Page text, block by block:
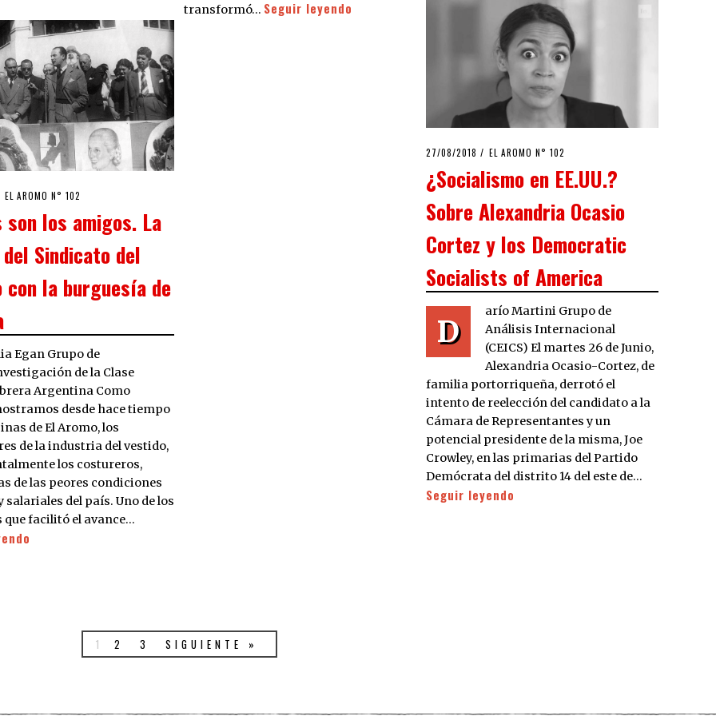
transformó… Seguir leyendo
POSTED
27/08/2018 EL AROMO N° 102
¿Socialismo en EE.UU.?
Sobre Alexandria Ocasio
Cortez y los Democratic
Socialists of America
D
arío Martini Grupo de
Análisis Internacional
(CEICS) El martes 26 de Junio,
Alexandria Ocasio-Cortez, de
familia portorriqueña, derrotó el
intento de reelección del candidato a la
Cámara de Representantes y un
potencial presidente de la misma, Joe
Crowley, en las primarias del Partido
Demócrata del distrito 14 del este de…
Seguir leyendo
08/2018
EL AROMO N° 102
son los amigos. La
Sindicato del
con la burguesía de
Egan Grupo de
de la Clase
Argentina Como
desde hace tiempo
de El Aromo, los
de la industria del vestido,
los costureros,
de las peores condiciones
salariales del país. Uno de los
que facilitó el avance…
1 2 3 SIGUIENTE »